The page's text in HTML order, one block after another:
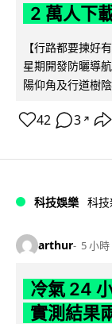
2 萬人下
【行路都要揀好
星期開發防曬導
陽仰角及行道樹
42 3 ↗
科技娛樂 科技
arthur 5 小時
冷氣 24
實測結果